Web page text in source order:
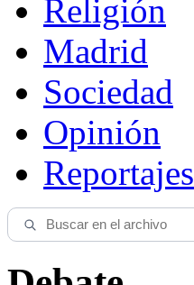
Religión
Madrid
Sociedad
Opinión
Reportajes